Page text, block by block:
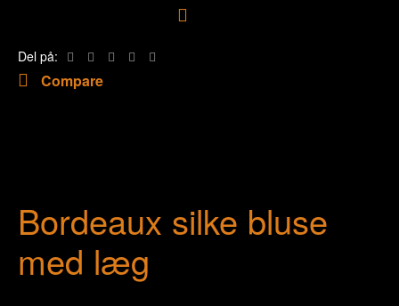
Del på:
Compare
Bordeaux silke bluse
med læg